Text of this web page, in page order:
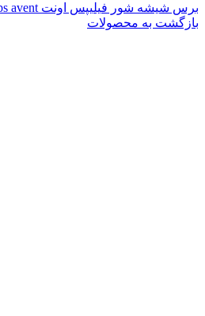
برس شیشه شور فیلیپس اونت philips avent
بازگشت به محصولات